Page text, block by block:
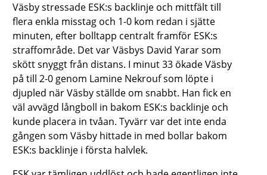
Väsby stressade ESK:s backlinje och mittfält till
flera enkla misstag och 1-0 kom redan i sjätte
minuten, efter bolltapp centralt framför ESK:s
straffområde. Det var Väsbys David Yarar som
skött snyggt från distans. I minut 33 ökade Väsby
på till 2-0 genom Lamine Nekrouf som löpte i
djupled när Väsby ställde om snabbt. Han fick en
väl avvägd långboll in bakom ESK:s backlinje och
kunde placera in tvåan. Tyvärr var det inte enda
gången som Väsby hittade in med bollar bakom
ESK:s backlinje i första halvlek.